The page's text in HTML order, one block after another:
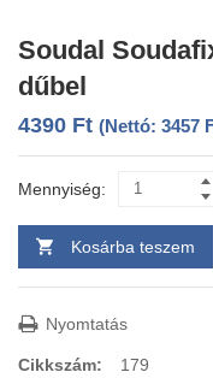
Soudal
dűbel
4390 Ft (Nettó: 3457
Mennyiség:
Kosárba teszem
Nyomtatás
Cikkszám:
179